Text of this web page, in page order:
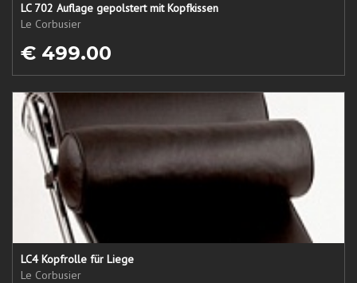
LC 702 Auflage gepolstert mit Kopfkissen
Le Corbusier
€ 499.00
LC4 Kopfrolle für Liege
Le Corbusier